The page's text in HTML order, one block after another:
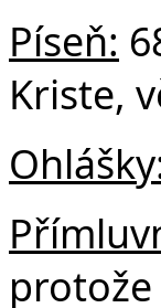
Píseň:
Kriste,